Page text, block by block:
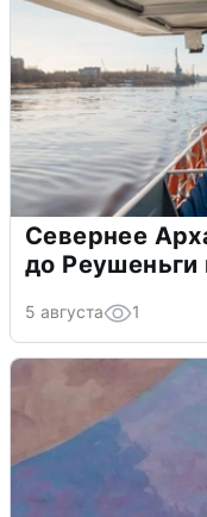
Севернее
до Реушеньги
5 августа 1